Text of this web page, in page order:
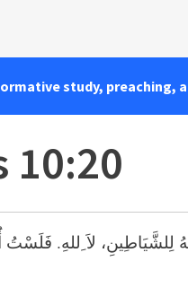
study, preaching,
10:20
لِلشَّيَاطِينِ، لاَ ِللهِ.